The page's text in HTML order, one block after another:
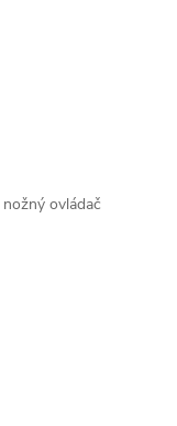
nožný ovládač